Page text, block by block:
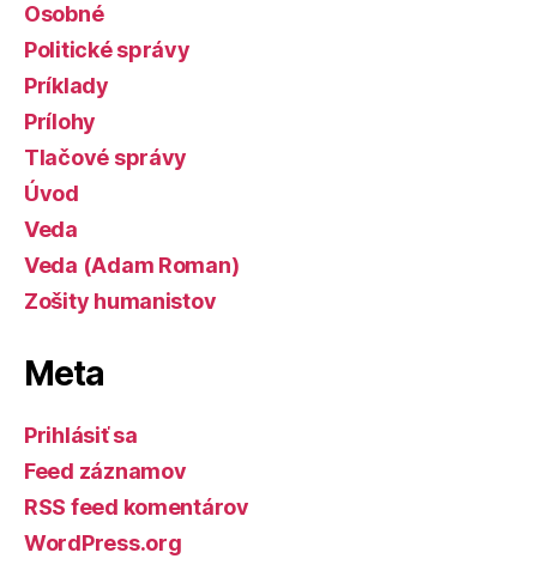
Osobné
Politické správy
Príklady
Prílohy
Tlačové správy
Úvod
Veda
Veda (Adam Roman)
Zošity humanistov
Meta
Prihlásiť sa
Feed záznamov
RSS feed komentárov
WordPress.org